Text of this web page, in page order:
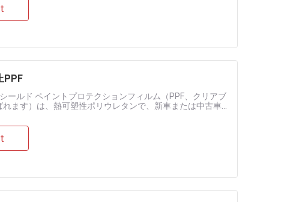
PPF
ールド ペイントプロテクションフィルム（PPF、クリアブ
ます）は、熱可塑性ポリウレタンで、新車または中古車